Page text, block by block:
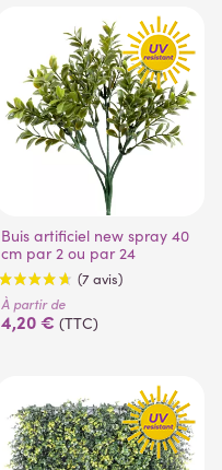
(4 avis)
Buis artificiel new spray 40
cm par 2 ou par 24
À partir de
4,20 € (TTC)